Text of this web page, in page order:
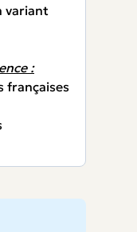
variant
:
françaises